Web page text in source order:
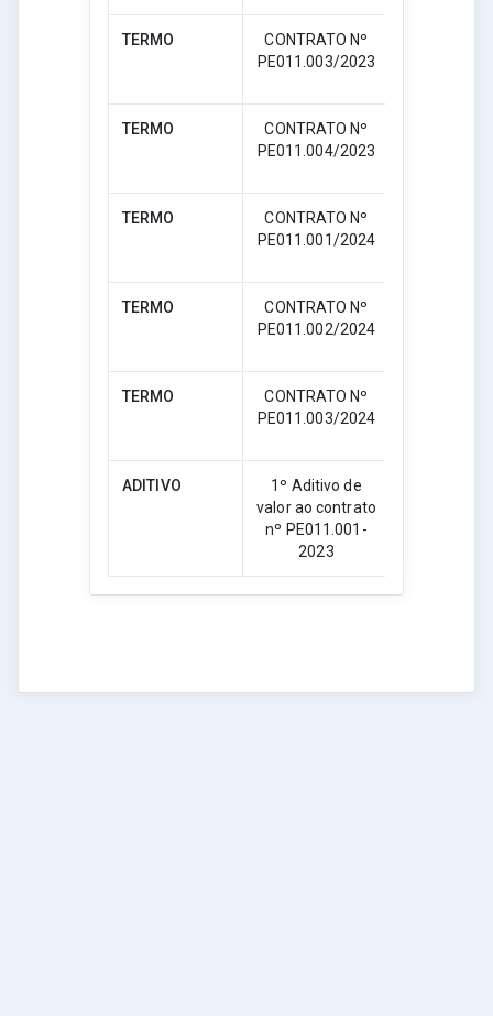
TERMO
CONTRATO Nº
PE011.003/2023
TERMO
CONTRATO Nº
PE011.004/2023
TERMO
CONTRATO Nº
PE011.001/2024
TERMO
CONTRATO Nº
PE011.002/2024
TERMO
CONTRATO Nº
PE011.003/2024
ADITIVO
1º Aditivo de
valor ao contrato
nº PE011.001-
2023